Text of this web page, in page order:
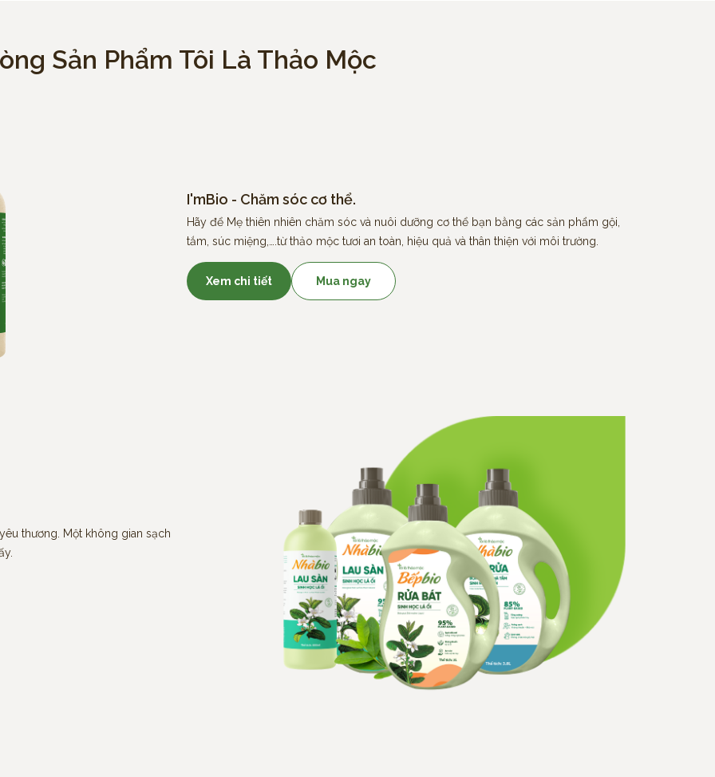
Sản Phẩm Tôi Là Thảo Mộc
I'mBio - Chăm sóc cơ thể.
Hãy để Mẹ thiên nhiên chăm sóc và nuôi dưỡng cơ thể bạn bằng các sản phẩm gội,
tắm, súc miệng,….từ thảo mộc tươi an toàn, hiệu quả và thân thiện với môi trường.
Xem chi tiết Mua ngay
thương. Một không gian sạch